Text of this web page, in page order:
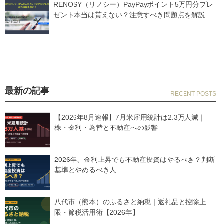
RENOSY（リノシー）PayPayポイント5万円分プレ
ゼント本当は貰えない？注意すべき問題点を解説
最新の記事
【2026年8月速報】7月米雇用統計は2.3万人減｜
株・金利・為替と不動産への影響
2026年、金利上昇でも不動産投資はやるべき？判断
基準とやめるべき人
八代市（熊本）のふるさと納税｜返礼品と控除上
限・節税活用術【2026年】